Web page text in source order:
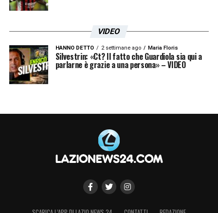
VIDEO
HANNO DETTO 2 settimane ago Maria Floris
Silvestrin: «Ct? Il fatto che Guardiola sia qui a
parlarne è grazie a una persona» – VIDEO